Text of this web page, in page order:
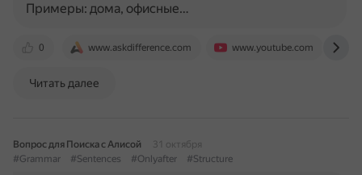
0 www.askdifference.com www.youtube.com
Примеры: дома, офисные…
Читать далее
Вопрос для Поиска с Алисой
31 октября
#Grammar
#Sentences #Onlyafter #Structure